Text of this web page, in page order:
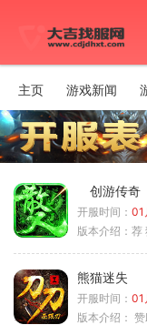
主页 游戏新闻
创游传奇
开服时间： 01
版本介绍： 荐
熊猫迷失
开服时间： 01
版本介绍：